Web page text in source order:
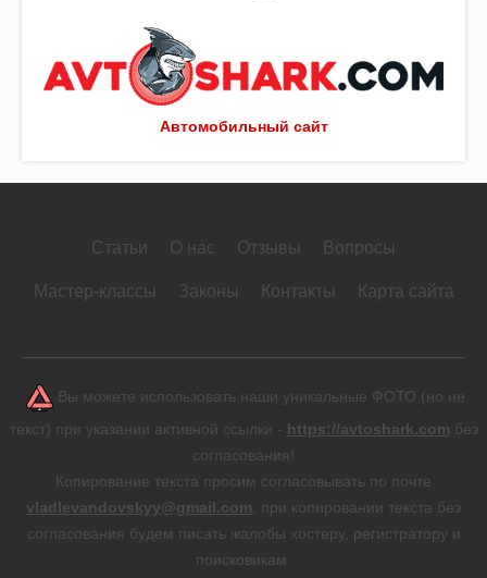
Автомобильный сайт
Статьи О нас Отзывы Вопросы
Мастер-классы Законы Контакты Карта сайта
Вы можете использовать наши уникальные ФОТО (но не
текст) при указании активной ссылки - https://avtoshark.com без
согласования!
Копирование текста просим согласовывать по почте
vladlevandovskyy@gmail.com , при копировании текста без
согласования будем писать жалобы хостеру, регистратору и
поисковикам.